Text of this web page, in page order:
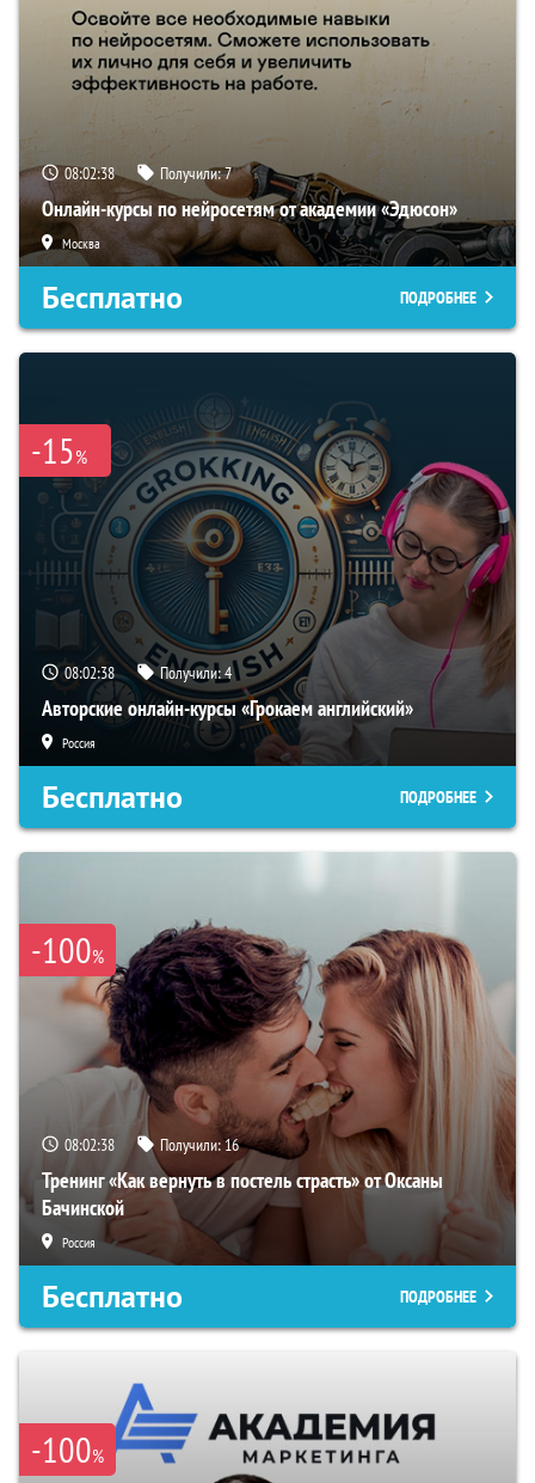
08:02:37 Получили:7
Онлайн-курсы по нейросетям от академии «Эдюсон»
Москва
Бесплатно ПОДРОБНЕЕ
-15%
08:02:37 Получили:4
Авторские онлайн-курсы «Грокаем английский»
Россия
Бесплатно ПОДРОБНЕЕ
-100%
08:02:37 Получили:16
Тренинг «Как вернуть в постель страсть» от Оксаны
Бачинской
Россия
Бесплатно ПОДРОБНЕЕ
-100%